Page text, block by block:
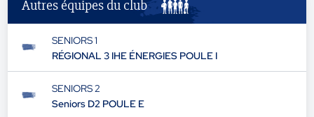
Autres équipes du club
SENIORS 1
RÉGIONAL 3 IHE ÉNERGIES POULE I
SENIORS 2
Seniors D2 POULE E